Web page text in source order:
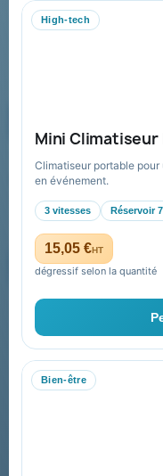
High-tech
Mini Climatiseur
Climatiseur portable
en événement.
3 vitesses Réservoir
15,05 €HT
dégressif selon la quantité
Bien-être
WhatsApp
equipe@promenoch-
Recevez nos offres
Vous pouvez vous
cela nos informations de
site.
Collectivités &
Devis, mandat